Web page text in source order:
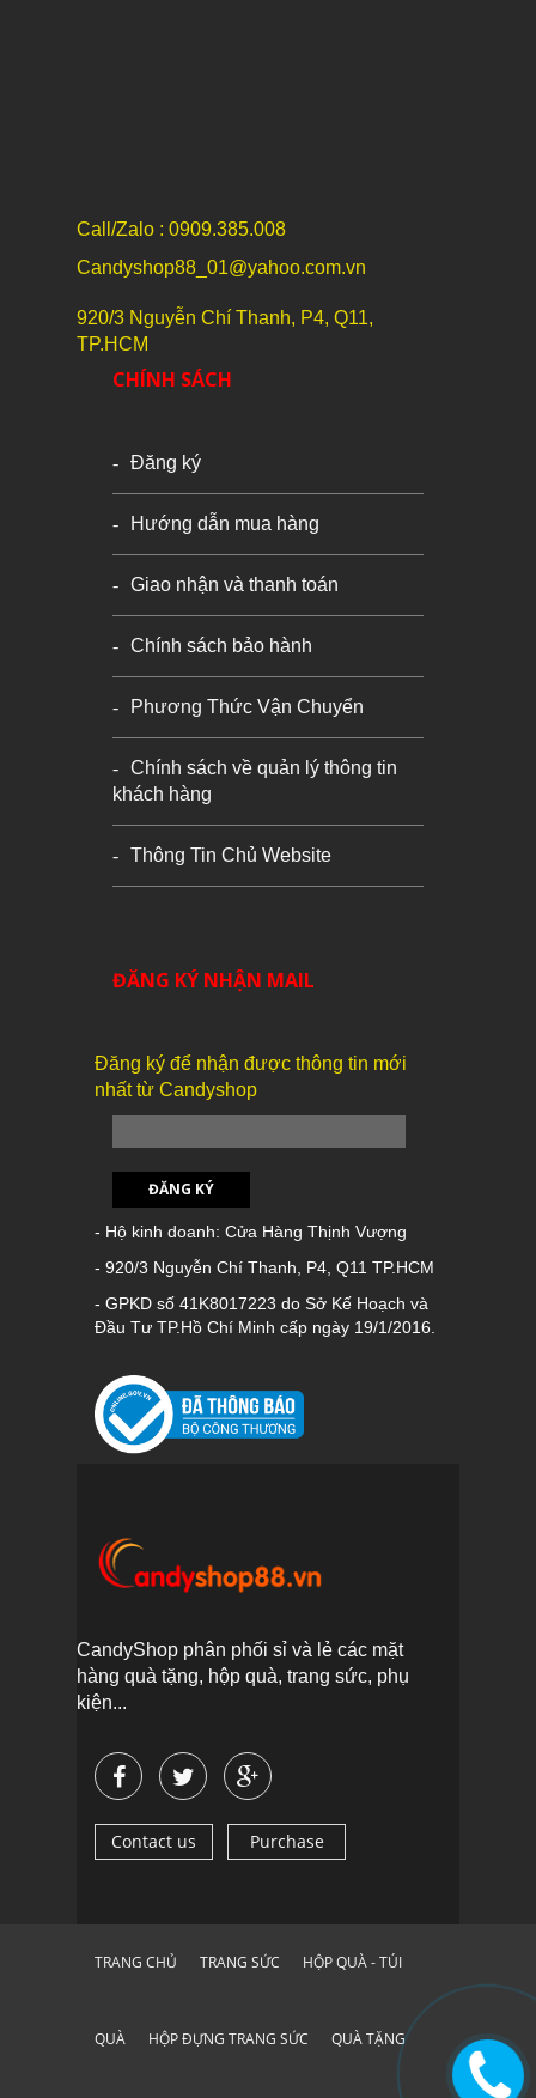
Call/Zalo : 0909.385.008
Candyshop88_01@yahoo.com.vn
920/3 Nguyễn Chí Thanh, P4, Q11,
TP.HCM
CHÍNH SÁCH
Đăng ký
Hướng dẫn mua hàng
Giao nhận và thanh toán
Chính sách bảo hành
Phương Thức Vận Chuyển
Chính sách về quản lý thông tin
khách hàng
Thông Tin Chủ Website
ĐĂNG KÝ NHẬN MAIL
Đăng ký để nhận được thông tin mới
nhất từ Candyshop
ĐĂNG KÝ
- Hộ kinh doanh: Cửa Hàng Thịnh Vượng
- 920/3 Nguyễn Chí Thanh, P4, Q11 TP.HCM
- GPKD số 41K8017223 do Sở Kế Hoạch và
Đầu Tư TP.Hồ Chí Minh cấp ngày 19/1/2016.
CandyShop phân phối sỉ và lẻ các mặt
hàng quà tặng, hộp quà, trang sức, phụ
kiện...
Contact us Purchase
TRANG CHỦ TRANG SỨC HỘP QUÀ - TÚI
QUÀ HỘP ĐỰNG TRANG SỨC QUÀ TẶNG